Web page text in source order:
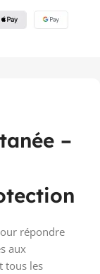
–
répondre
aux
tous les